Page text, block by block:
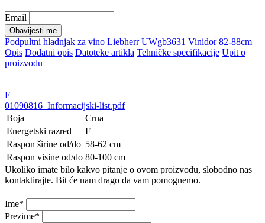
Email
Obavijesti me
Podpultni hladnjak za vino Liebherr UWgb3631 Vinidor 82-88cm
Opis Dodatni opis Datoteke artikla Tehničke specifikacije Upit o
proizvodu
F
01090816_Informacijski-list.pdf
Boja
Crna
Energetski razred
F
Raspon širine od/do 58-62 cm
Raspon visine od/do 80-100 cm
Ukoliko imate bilo kakvo pitanje o ovom proizvodu, slobodno nas
kontaktirajte. Bit će nam drago da vam pomognemo.
Ime*
Prezime*